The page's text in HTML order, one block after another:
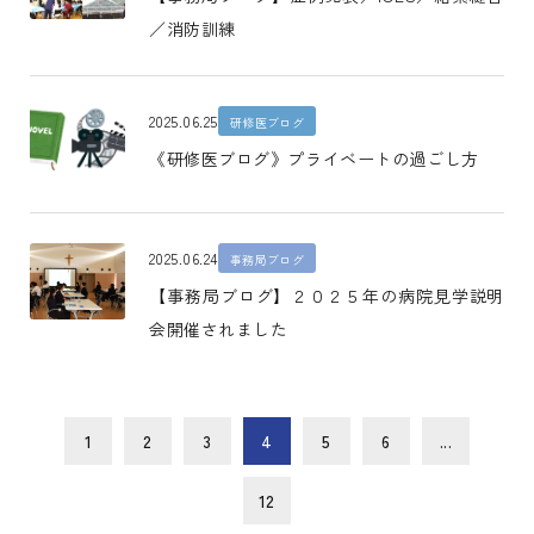
／消防訓練
2025.06.25 研修医ブログ
《研修医ブログ》プライベートの過ごし方
2025.06.24 事務局ブログ
【事務局ブログ】２０２５年の病院見学説明
会開催されました
1 2 3 4 5 6 ...
12